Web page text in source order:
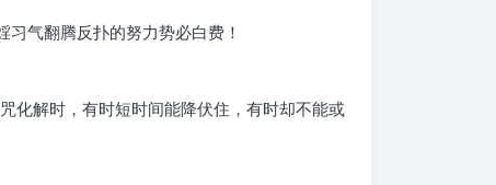
气翻腾反扑的努力势必白费！
化解时，有时短时间能降伏住，有时却不能或